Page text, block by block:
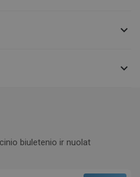


biuletenio ir nuolat